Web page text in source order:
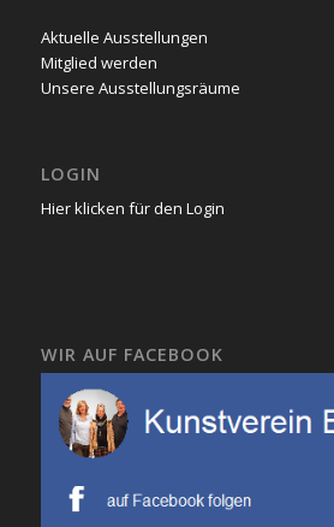
Aktuelle Ausstellungen
Mitglied werden
Unsere Ausstellungsräume
LOGIN
Hier klicken für den Login
WIR AUF FACEBOOK